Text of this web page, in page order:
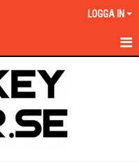
LOGGA IN